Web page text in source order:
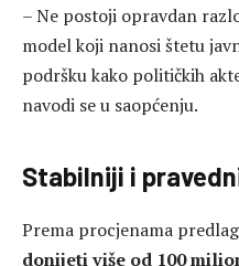
– Ne postoji opravdan
model koji nanosi štetu
podršku kako političkih
navodi se u saopćenju.
Stabilniji i
Prema procjenama
donijeti više od 100